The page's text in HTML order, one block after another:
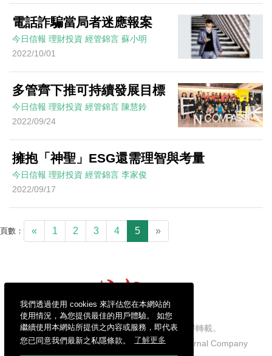
我們透過使用 cookies 來評估您在本網站的
使用情況，為您提供最佳的用戶體驗。 如您
繼續使用本網站所提供之內容或服務，即代表
您已同意我們最新之私隱條款。
了解更多
電話詐騙當局者迷應報案
今日信報 理財投資 經管錦言 蘇小明
2022/10/01
多管齊下推可持續發展目標
今日信報 理財投資 經管錦言 陳慧鈴
2022/09/24
擁抱「神聖」ESG還需理智與考量
今日信報 理財投資 經管錦言 李家俊
2022/09/17
頁數： « 1 2 3 4 5 »
信報財經新聞有限公司版權所有，不得轉載。
Copyright © 2026 Hong Kong Economic Journal Company